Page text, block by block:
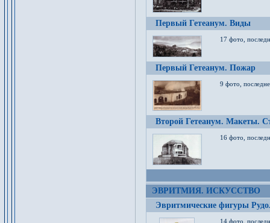
Первый Гетеанум. Виды
17 фото,
Первый Гетеанум. Пожар
9 фото,
Второй Гетеанум. Макеты.
16 фото,
ЭВРИТМИЯ. ИСКУССТВО
Эвритмические фигуры
14 фото,